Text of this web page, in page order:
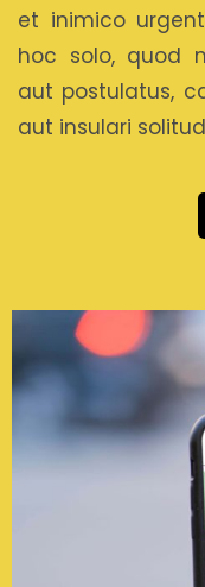
et inimico
hoc solo, quod
aut postulatus,
aut insulari